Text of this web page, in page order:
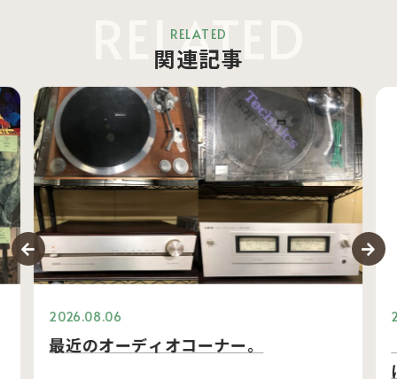
RELATED
RELATED
関連記事
2026.08.06
最近のオーディオコーナー。